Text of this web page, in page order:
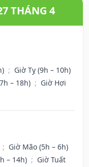
THÁNG 4
; Giờ Tỵ (9h – 10h)
– 18h) ; Giờ Hợi
; Giờ Mão (5h – 6h)
– 14h) ; Giờ Tuất